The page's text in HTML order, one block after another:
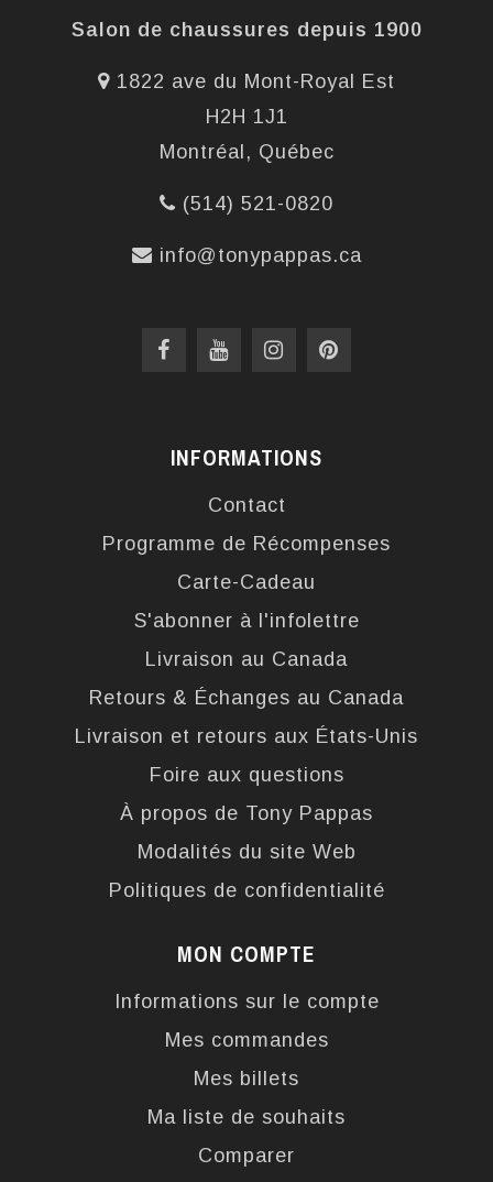
Salon de chaussures depuis 1900
1822 ave du Mont-Royal Est
H2H 1J1
Montréal, Québec
(514) 521-0820
info@tonypappas.ca
INFORMATIONS
Contact
Programme de Récompenses
Carte-Cadeau
S'abonner à l'infolettre
Livraison au Canada
Retours & Échanges au Canada
Livraison et retours aux États-Unis
Foire aux questions
À propos de Tony Pappas
Modalités du site Web
Politiques de confidentialité
MON COMPTE
Informations sur le compte
Mes commandes
Mes billets
Ma liste de souhaits
Comparer